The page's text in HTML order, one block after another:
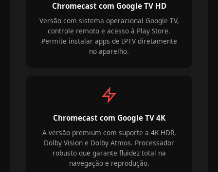
Chromecast com Google TV HD
Versão com sistema operacional Google TV,
controle remoto e acesso à Play Store.
Permite instalar apps de IPTV diretamente
no aparelho.
Chromecast com Google TV 4K
A versão premium com suporte a 4K HDR,
Dolby Vision e Dolby Atmos. Processador
robusto que garante fluidez total na
navegação e reprodução.